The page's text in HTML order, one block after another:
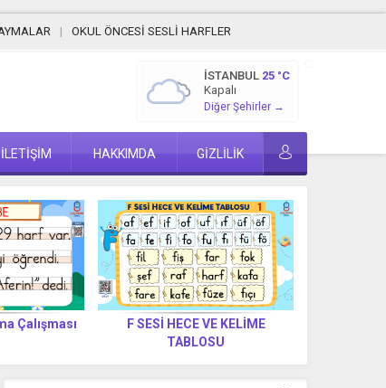
OKUL ÖNCESİ SESLİ HARFLER
İSTANBUL 25 °C
Kapalı
Diğer Şehirler →
İLETİŞİM HAKKIMDA GİZLİLİK
Çalışması
F SESİ HECE VE KELİME
TABLOSU